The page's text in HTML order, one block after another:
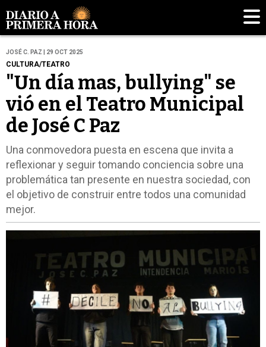
JOSÉ C. PAZ | 29 OCT 2025
CULTURA/TEATRO
"Un día mas, bullying" se
vió en el Teatro Municipal
de José C Paz
Una conmovedora puesta en escena que invita a
reflexionar y seguir tomando conciencia sobre una
problemática tan presente en nuestra sociedad, con
el objetivo de construir entre todos una comunidad
mejor.